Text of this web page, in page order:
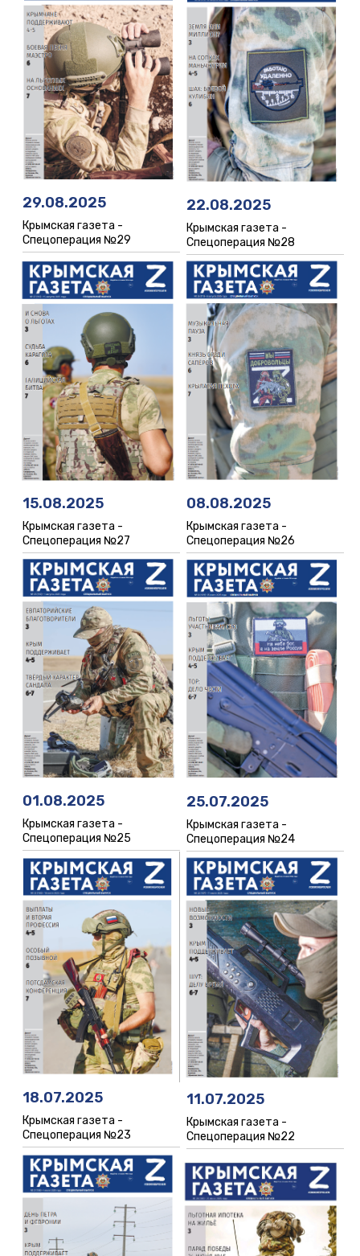
29.08.2025
Крымская газета -
Спецоперация №29
22.08.2025
Крымская газета -
Спецоперация №28
15.08.2025
Крымская газета -
Спецоперация №27
08.08.2025
Крымская газета -
Спецоперация №26
01.08.2025
Крымская газета -
Спецоперация №25
25.07.2025
Крымская газета -
Спецоперация №24
18.07.2025
Крымская газета -
Спецоперация №23
11.07.2025
Крымская газета -
Спецоперация №22